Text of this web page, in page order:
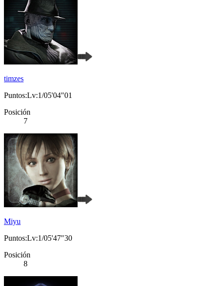
timzes
Puntos:Lv:1/05'04"01
Posición
7
Miyu
Puntos:Lv:1/05'47"30
Posición
8